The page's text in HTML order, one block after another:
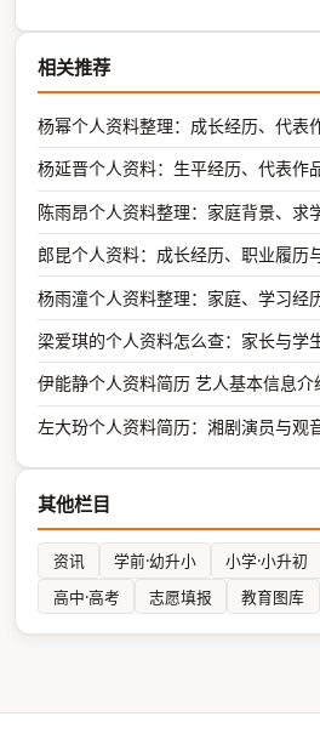
相关推荐
杨幂个人资料整理：成长经历、代表
杨延晋个人资料：生平经历、代表作
陈雨昂个人资料整理：家庭背景、求
郎昆个人资料：成长经历、职业履历
杨雨潼个人资料整理：家庭、学习经
梁爱琪的个人资料怎么查：家长与学
伊能静个人资料简历 艺人基本信息介
左大玢个人资料简历：湘剧演员与观
其他栏目
资讯 学前·幼升小 小学·小升初
高中·高考
志愿填报 教育图库